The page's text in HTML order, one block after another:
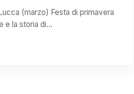
(marzo) Festa di primavera
e la storia di…